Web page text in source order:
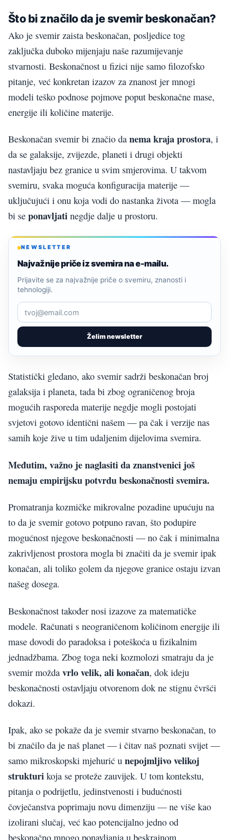
Što bi značilo da je svemir beskonačan?
Ako je svemir zaista beskonačan, posljedice tog
zaključka duboko mijenjaju naše razumijevanje
stvarnosti. Beskonačnost u fizici nije samo filozofsko
pitanje, već konkretan izazov za znanost jer mnogi
modeli teško podnose pojmove poput beskonačne mase,
energije ili količine materije.
Beskonačan svemir bi značio da nema kraja prostora, i
da se galaksije, zvijezde, planeti i drugi objekti
nastavljaju bez granice u svim smjerovima. U takvom
svemiru, svaka moguća konfiguracija materije —
uključujući i onu koja vodi do nastanka života — mogla
bi se ponavljati negdje dalje u prostoru.
NEWSLETTER
Najvažnije priče iz svemira na e-mailu.
Želim newsletter
Prijavite se za najvažnije priče o svemiru, znanosti i
tehnologiji.
Statistički gledano, ako svemir sadrži beskonačan broj
galaksija i planeta, tada bi zbog ograničenog broja
mogućih rasporeda materije negdje mogli postojati
svjetovi gotovo identični našem — pa čak i verzije nas
samih koje žive u tim udaljenim dijelovima svemira.
Međutim, važno je naglasiti da znanstvenici još
nemaju empirijsku potvrdu beskonačnosti svemira.
Promatranja kozmičke mikrovalne pozadine upućuju na
to da je svemir gotovo potpuno ravan, što podupire
mogućnost njegove beskonačnosti — no čak i minimalna
zakrivljenost prostora mogla bi značiti da je svemir ipak
konačan, ali toliko golem da njegove granice ostaju izvan
našeg dosega.
Beskonačnost također nosi izazove za matematičke
modele. Računati s neograničenom količinom energije ili
mase dovodi do paradoksa i poteškoća u fizikalnim
jednadžbama. Zbog toga neki kozmolozi smatraju da je
svemir možda vrlo velik, ali konačan, dok ideju
beskonačnosti ostavljaju otvorenom dok ne stignu čvršći
dokazi.
Ipak, ako se pokaže da je svemir stvarno beskonačan, to
bi značilo da je naš planet — i čitav naš poznati svijet —
samo mikroskopski mjehurić u nepojmljivo velikoj
strukturi koja se proteže zauvijek. U tom kontekstu,
pitanja o podrijetlu, jedinstvenosti i budućnosti
čovječanstva poprimaju novu dimenziju — ne više kao
izolirani slučaj, već kao potencijalno jedno od
beskonačno mnogo ponavljanja u beskrajnom